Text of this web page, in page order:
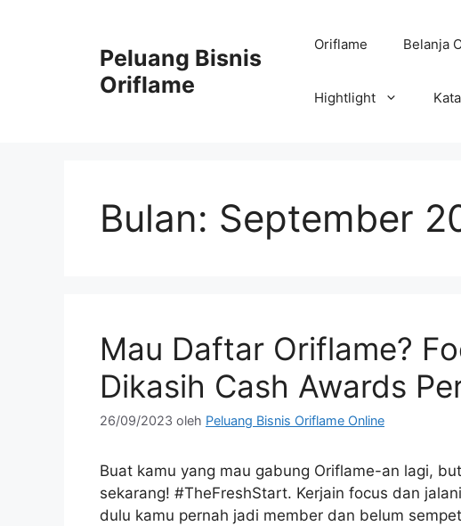
Peluang Bisnis
Oriflame
Oriflame Belanja
Hightlight
Bulan: September
Mau Daftar Oriflame?
Dikasih Cash Awards
26/09/2023 oleh Peluang Bisnis Oriflame Online
Buat kamu yang mau gabung Oriflame-an lagi,
sekarang! #TheFreshStart. Kerjain focus dan
dulu kamu pernah jadi member dan belum